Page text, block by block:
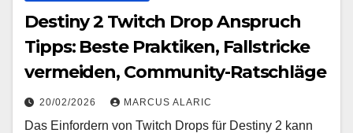
Destiny 2 Twitch Drop Anspruch
Tipps: Beste Praktiken, Fallstricke
vermeiden, Community-Ratschläge
20/02/2026 MARCUS ALARIC
Das Einfordern von Twitch Drops für Destiny 2 kann